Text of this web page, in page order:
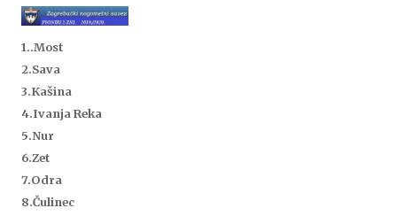
1..Most
2.Sava
3.Kašina
4.Ivanja Reka
5.Nur
6.Zet
7.Odra
8.Čulinec